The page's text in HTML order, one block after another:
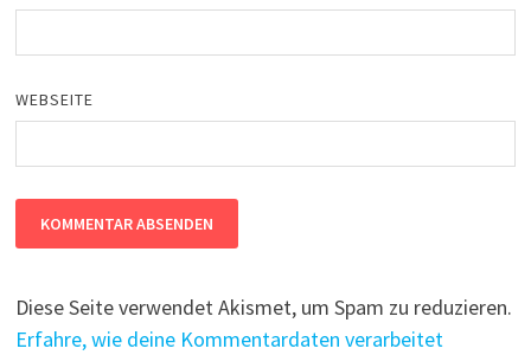
WEBSEITE
Diese Seite verwendet Akismet, um Spam zu reduzieren.
Erfahre, wie deine Kommentardaten verarbeitet